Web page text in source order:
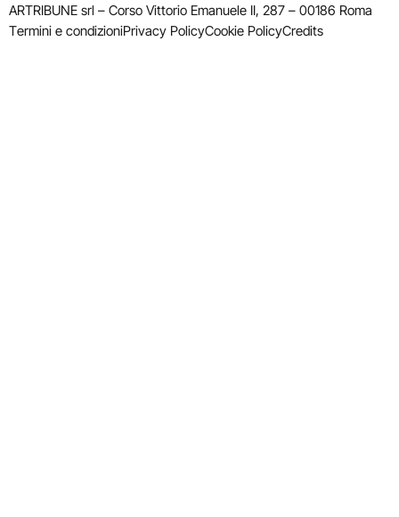
ARTRIBUNE srl – Corso Vittorio Emanuele II, 287 – 00186 Roma
Termini e condizioniPrivacy PolicyCookie PolicyCredits